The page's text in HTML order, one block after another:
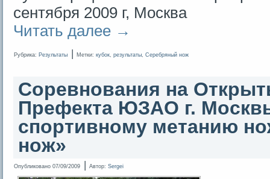
сентября 2009 г, Москва
Читать далее →
Рубрика: Результаты | Метки: кубок, результаты, Серебряный нож
Соревнования на
Префекта ЮЗАО г.
спортивному метанию
нож»
Опубликовано 07/09/2009 | Автор: Sergei